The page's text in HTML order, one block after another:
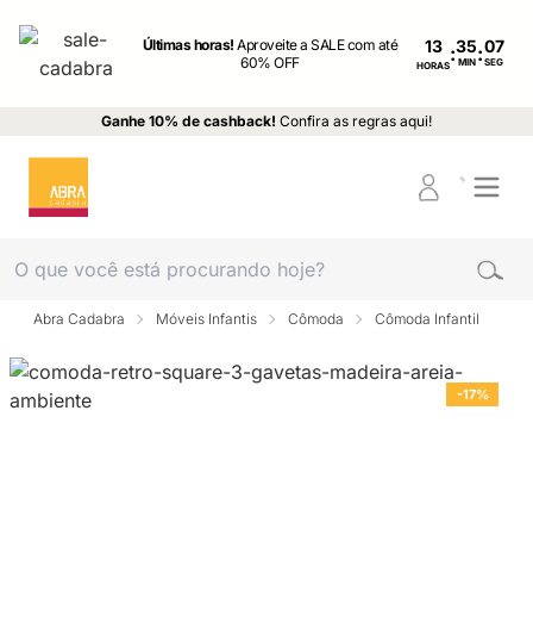
Últimas horas!Aproveite a SALE com até
60% OFF
13
HORAS: MIN : SEG
Ganhe 10% de cashback! Confira as regras aqui!
Abra Cadabra Móveis Infantis Cômoda Cômoda Infantil
-17%